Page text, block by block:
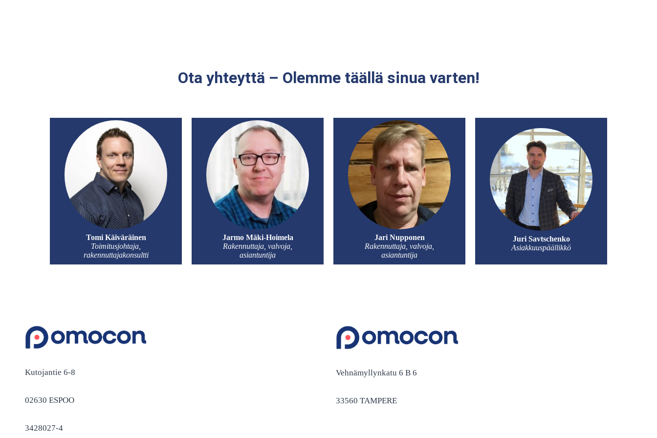
Ota yhteyttä – Olemme täällä sinua varten!
Tomi Käiväräinen
Toimitusjohtaja,
rakennuttajakonsultti
Tomi Käiväräinen
Toimitusjohtaja,
rakennuttajakonsultti
tomi.kaivarainen@pomocon.fi
+358 45 172 5589
Jarmo Mäki-Hoimela
Rakennuttaja, valvoja,
asiantuntija
Jarmo Mäki-Hoimela
Rakennuttaja, valvoja,
asiantuntija
jarmo.maki-
hoimela@pomocon.fi
+358 40 482 0044
Jari Nupponen
Rakennuttaja, valvoja,
asiantuntija
Jari Nupponen
Rakennuttaja, valvoja,
asiantuntija
jari.nupponen@pomocon.fi
+358 40 677 1095
Juri Savtschenko
Asiakkuuspäällikkö
Juri Savtschenko
Asiakkuuspäällikkö
juri@pomocon.fi
+358 400 250 228
Kutojantie 6-8
02630 ESPOO
3428027-4
Vehnämyllynkatu 6 B 6
33560 TAMPERE